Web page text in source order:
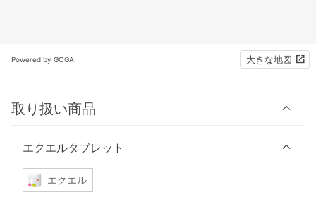
Powered by GOGA 大きな地図
取り扱い商品
エクエルタブレット
エクエル